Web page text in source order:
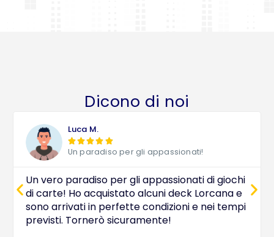
Dicono di noi
Luca M.
 
Un paradiso per gli appassionati!
Un vero paradiso per gli appassionati di giochi
di carte! Ho acquistato alcuni deck Lorcana e
sono arrivati in perfette condizioni e nei tempi
previsti. Tornerò sicuramente!